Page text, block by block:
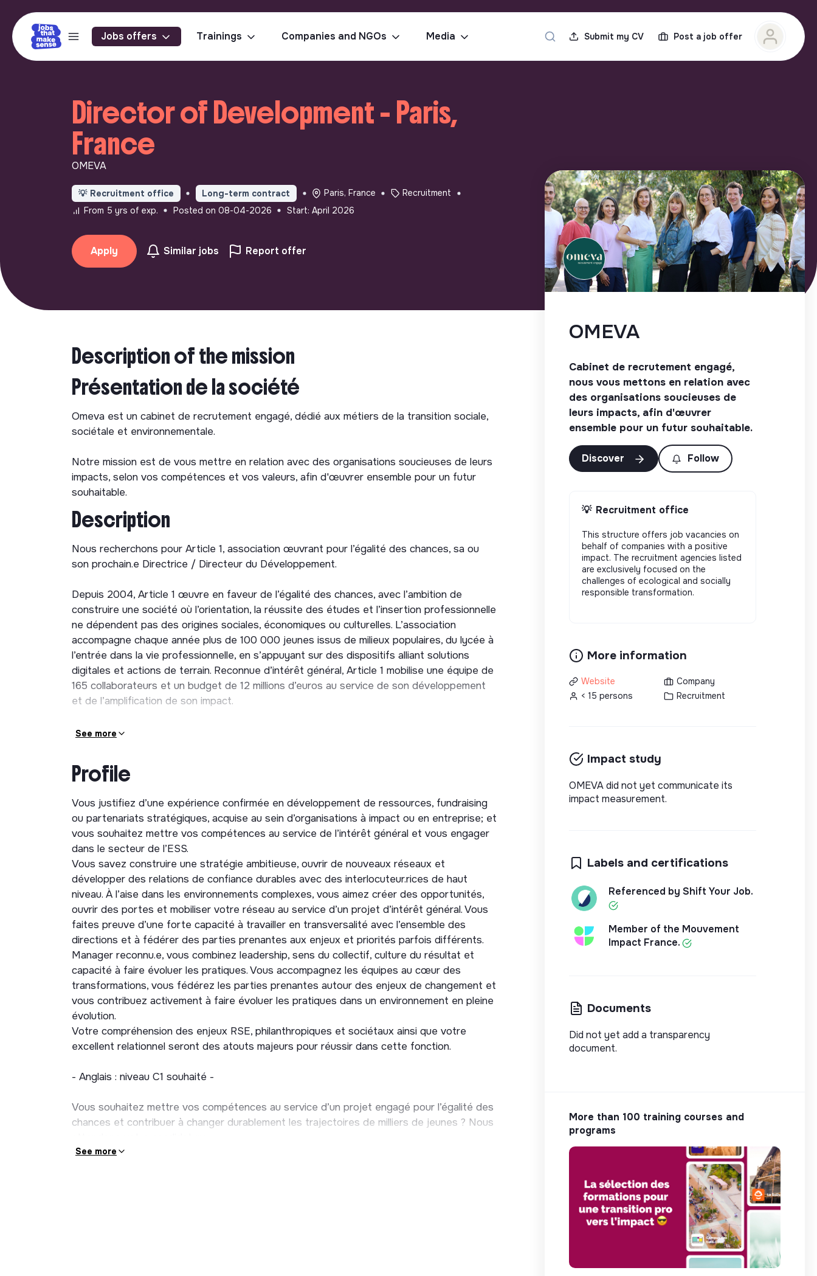
Jobs offers Trainings Companies and NGOs Media Submit my CV Post a job offer
Director of Development - Paris,
France
OMEVA
💡 Recruitment office Long-term contract Paris, France
Recruitment
From 5 yrs of exp.
Posted on 08-04-2026 Start: April 2026
Apply Similar jobs Report offer
Description of the mission
Présentation de la société
Omeva est un cabinet de recrutement engagé, dédié aux métiers de la transition sociale,
sociétale et environnementale.
Notre mission est de vous mettre en relation avec des organisations soucieuses de leurs
impacts, selon vos compétences et vos valeurs, afin d'œuvrer ensemble pour un futur
souhaitable.
Description
Nous recherchons pour Article 1, association œuvrant pour l’égalité des chances, sa ou
son prochain.e Directrice / Directeur du Développement.
Depuis 2004, Article 1 œuvre en faveur de l’égalité des chances, avec l’ambition de
construire une société où l’orientation, la réussite des études et l’insertion professionnelle
ne dépendent pas des origines sociales, économiques ou culturelles. L’association
accompagne chaque année plus de 100 000 jeunes issus de milieux populaires, du lycée à
l’entrée dans la vie professionnelle, en s’appuyant sur des dispositifs alliant solutions
digitales et actions de terrain. Reconnue d’intérêt général, Article 1 mobilise une équipe de
165 collaborateurs et un budget de 12 millions d’euros au service de son développement
et de l’amplification de son impact.
Dans un contexte d’ambition renforcée et de diversification de ses ressources,
développement des ressources afin de sécuriser les moyens nécessaires à la réalisation
des ambitions stratégiques de l’association. Vous pilotez la performance globale de la
fonction développement avec l’appui de votre équipe et du réseau régional.
Au quotidien, vos missions s’articulent autour des axes suivants :
Définir et déployer la stratégie de développement et de diversification des ressources
privées (entreprises, fondations, philanthropie, grands dons).
Assurer la visibilité et le rayonnement de l’association auprès des partenaires financiers,
prospects et prescripteurs stratégiques.
Prospecter, négocier et fidéliser des partenariats structurants et pluriannuels à fort
impact.
Exercer une veille stratégique sur les tendances de financement, identifier de nouveaux
leviers de collecte et anticiper les évolutions du secteur.
Participer au Comité de direction et contribuer aux orientations stratégiques,
budgétaires et organisationnelles de l’association.
pratiques avec les responsables régionaux.
de collecte ambitieux.
Représenter l’association lors d’événements clés, prises de parole publiques et rendez-
See more
Profile
Vous justifiez d’une expérience confirmée en développement de ressources, fundraising
ou partenariats stratégiques, acquise au sein d’organisations à impact ou en entreprise; et
vous souhaitez mettre vos compétences au service de l’intérêt général et vous engager
dans le secteur de l’ESS.
Vous savez construire une stratégie ambitieuse, ouvrir de nouveaux réseaux et
développer des relations de confiance durables avec des interlocuteur.rices de haut
niveau. À l’aise dans les environnements complexes, vous aimez créer des opportunités,
ouvrir des portes et mobiliser votre réseau au service d’un projet d’intérêt général. Vous
faites preuve d’une forte capacité à travailler en transversalité avec l’ensemble des
directions et à fédérer des parties prenantes aux enjeux et priorités parfois différents.
Manager reconnu.e, vous combinez leadership, sens du collectif, culture du résultat et
capacité à faire évoluer les pratiques. Vous accompagnez les équipes au cœur des
transformations, vous fédérez les parties prenantes autour des enjeux de changement et
vous contribuez activement à faire évoluer les pratiques dans un environnement en pleine
évolution.
Votre compréhension des enjeux RSE, philanthropiques et sociétaux ainsi que votre
excellent relationnel seront des atouts majeurs pour réussir dans cette fonction.
- Anglais : niveau C1 souhaité -
Vous souhaitez mettre vos compétences au service d’un projet engagé pour l’égalité des
chances et contribuer à changer durablement les trajectoires de milliers de jeunes ? Nous
See more
OMEVA
Cabinet de recrutement engagé,
nous vous mettons en relation avec
des organisations soucieuses de
leurs impacts, afin d'œuvrer
ensemble pour un futur souhaitable.
Discover Follow
💡 Recruitment office
This structure offers job vacancies on
behalf of companies with a positive
impact. The recruitment agencies listed
are exclusively focused on the
challenges of ecological and socially
responsible transformation.
More information
Website
Company
< 15 persons
Recruitment
Impact study
OMEVA did not yet communicate its
impact measurement.
Labels and certifications
Referenced by Shift Your Job.
Member of the Mouvement
Impact France.
Documents
Did not yet add a transparency
document.
More than 100 training courses and
programs